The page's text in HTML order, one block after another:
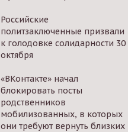
Российские
политзаключенные призвали
к голодовке солидарности 30
октября
«ВКонтакте» начал
блокировать посты
родственников
мобилизованных, в которых
они требуют вернуть близких